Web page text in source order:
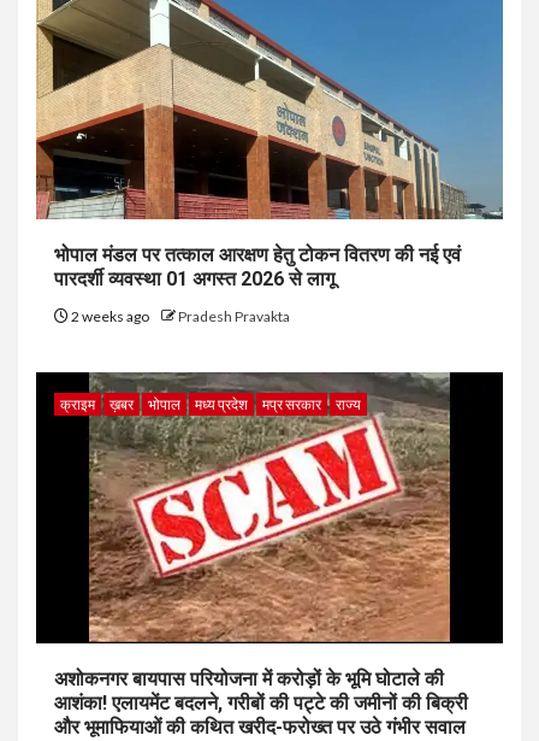
भोपाल मंडल पर तत्काल आरक्षण हेतु टोकन वितरण की नई एवं
पारदर्शी व्यवस्था 01 अगस्त 2026 से लागू
2 weeks ago Pradesh Pravakta
क्राइम ख़बर भोपाल मध्य प्रदेश मप्र सरकार राज्य
अशोकनगर बायपास परियोजना में करोड़ों के भूमि घोटाले की
आशंका! एलायमेंट बदलने, गरीबों की पट्टे की जमीनों की बिक्री
और भूमाफियाओं की कथित खरीद-फरोख्त पर उठे गंभीर सवाल